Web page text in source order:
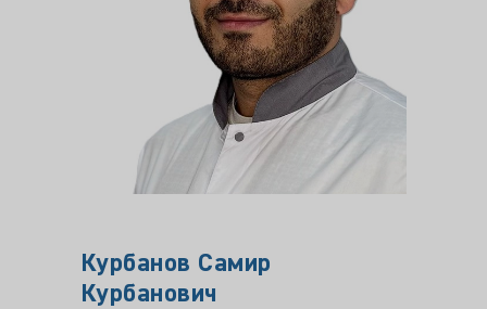
Курбанов Самир
Курбанович